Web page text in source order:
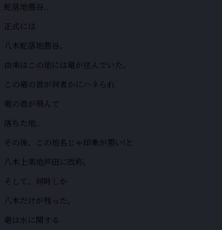
蛇落地悪谷..
正式には
八木蛇落地悪谷。
由来はこの地には竜が住んでいた。
この竜の首が何者かにハネられ
竜の首が飛んで
落ちた地..
その後、この地名じゃ印象が悪い!と
八木上楽地芦田に改称。
そして、何時しか
八木だけが残った。
竜は水に関する